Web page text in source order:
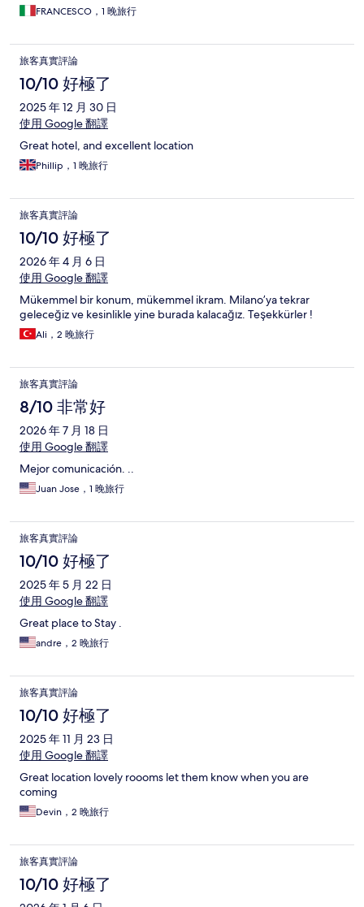
FRANCESCO，1 晚旅行
旅客真實評論
10/10 好極了
2025 年 12 月 30 日
使用 Google 翻譯
Great hotel, and excellent location
Phillip，1 晚旅行
旅客真實評論
10/10 好極了
2026 年 4 月 6 日
使用 Google 翻譯
Mükemmel bir konum, mükemmel ikram. Milano’ya tekrar
geleceğiz ve kesinlikle yine burada kalacağız. Teşekkürler !
Ali，2 晚旅行
旅客真實評論
8/10 非常好
2026 年 7 月 18 日
使用 Google 翻譯
Mejor comunicación. ..
Juan Jose，1 晚旅行
旅客真實評論
10/10 好極了
2025 年 5 月 22 日
使用 Google 翻譯
Great place to Stay .
andre，2 晚旅行
旅客真實評論
10/10 好極了
2025 年 11 月 23 日
使用 Google 翻譯
Great location lovely roooms let them know when you are
coming
Devin，2 晚旅行
旅客真實評論
10/10 好極了